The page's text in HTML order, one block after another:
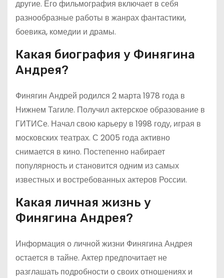
другие. Его фильмография включает в себя
разнообразные работы в жанрах фантастики,
боевика, комедии и драмы.
Какая биография у Финягина
Андрея?
Финягин Андрей родился 2 марта 1978 года в
Нижнем Тагиле. Получил актерское образование в
ГИТИСе. Начал свою карьеру в 1998 году, играя в
московских театрах. С 2005 года активно
снимается в кино. Постепенно набирает
популярность и становится одним из самых
известных и востребованных актеров России.
Какая личная жизнь у
Финягина Андрея?
Информация о личной жизни Финягина Андрея
остается в тайне. Актер предпочитает не
разглашать подробности о своих отношениях и